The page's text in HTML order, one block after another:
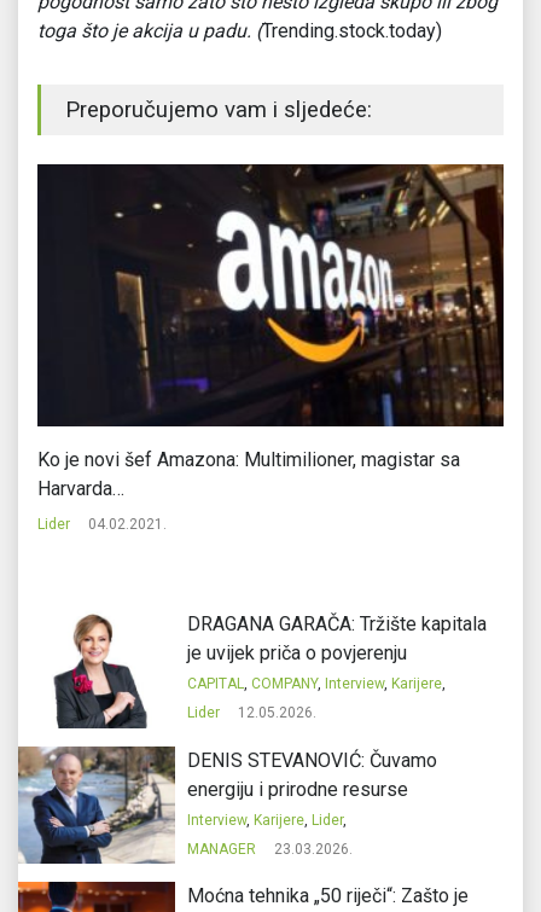
toga što je akcija u padu. (Trending.stock.today)
Preporučujemo vam i sljedeće:
Ko je novi šef Amazona: Multimilioner, magistar sa
Harvarda…
Lider 04.02.2021.
DRAGANA GARAČA: Tržište kapitala
je uvijek priča o povjerenju
CAPITAL, COMPANY, Interview, Karijere,
Lider
12.05.2026.
DENIS STEVANOVIĆ: Čuvamo
energiju i prirodne resurse
Interview, Karijere, Lider,
MANAGER
23.03.2026.
Moćna tehnika „50 riječi“: Zašto je